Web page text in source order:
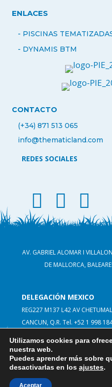
ENLACES
- PISCINAS
- DYNAMIS BTM
CONTACTO
(+34) 871 513 065
info@thematicland.com
REDES SOCIALES
facebook thematic
instagramlinkedin
AV. GABRIEL ALOMAR I
DE MALLORCA,
DELEGACIÓN MEXICO
REG227 M137 L42 AV
CANCUN, Q.R. Tel. +52 1 998
© THEMATICLAND 2026
Utilizamos cookies para
nuestra web.
Puedes aprender más sobre
desactivarlas en los ajustes.
Aceptar